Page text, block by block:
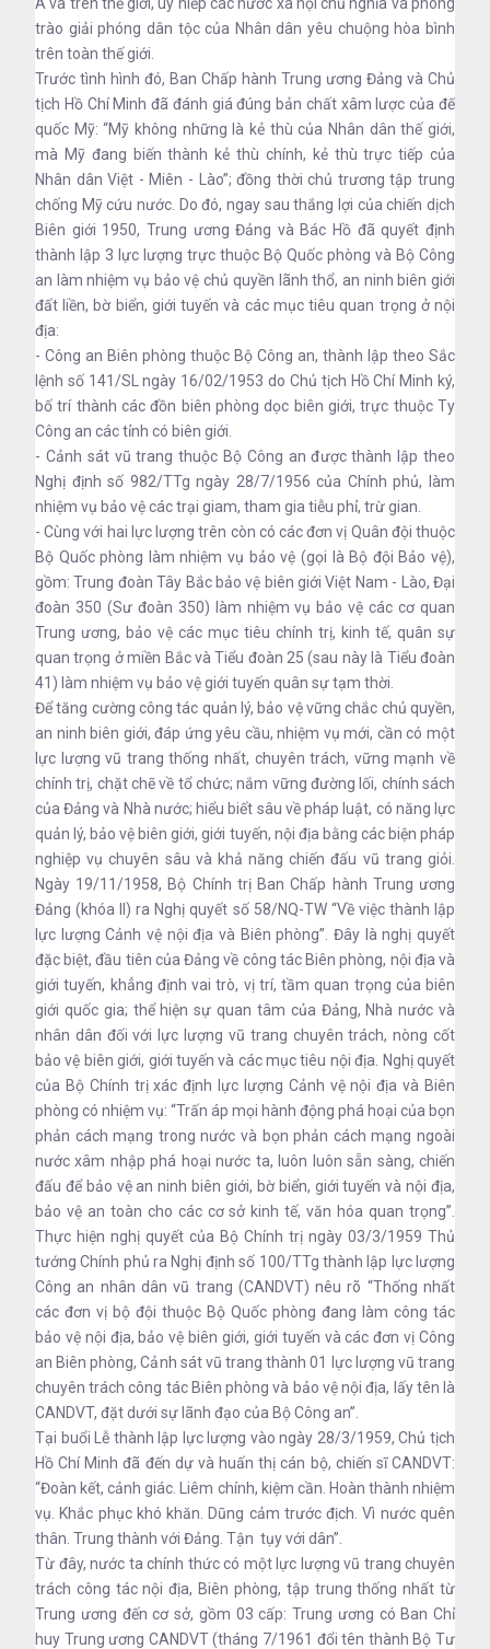
trào giải phóng dân tộc của Nhân dân yêu chuộng hòa bình
trên toàn thế giới.
Trước tình hình đó, Ban Chấp hành Trung ương Đảng và Chủ
tịch Hồ Chí Minh đã đánh giá đúng bản chất xâm lược của đế
quốc Mỹ: “Mỹ không những là kẻ thù của Nhân dân thế giới,
mà Mỹ đang biến thành kẻ thù chính, kẻ thù trực tiếp của
Nhân dân Việt - Miên - Lào”; đồng thời chủ trương tập trung
chống Mỹ cứu nước. Do đó, ngay sau thắng lợi của chiến dịch
Biên giới 1950, Trung ương Đảng và Bác Hồ đã quyết định
thành lập 3 lực lượng trực thuộc Bộ Quốc phòng và Bộ Công
an làm nhiệm vụ bảo vệ chủ quyền lãnh thổ, an ninh biên giới
đất liền, bờ biển, giới tuyến và các mục tiêu quan trọng ở nội
địa:
- Công an Biên phòng thuộc Bộ Công an, thành lập theo Sắc
lệnh số 141/SL ngày 16/02/1953 do Chủ tịch Hồ Chí Minh ký,
bố trí thành các đồn biên phòng dọc biên giới, trực thuộc Ty
Công an các tỉnh có biên giới.
- Cảnh sát vũ trang thuộc Bộ Công an được thành lập theo
Nghị định số 982/TTg ngày 28/7/1956 của Chính phủ, làm
nhiệm vụ bảo vệ các trại giam, tham gia tiễu phỉ, trừ gian.
- Cùng với hai lực lượng trên còn có các đơn vị Quân đội thuộc
Bộ Quốc phòng làm nhiệm vụ bảo vệ (gọi là Bộ đội Bảo vệ),
gồm: Trung đoàn Tây Bắc bảo vệ biên giới Việt Nam - Lào, Đại
đoàn 350 (Sư đoàn 350) làm nhiệm vụ bảo vệ các cơ quan
Trung ương, bảo vệ các mục tiêu chính trị, kinh tế, quân sự
quan trọng ở miền Bắc và Tiểu đoàn 25 (sau này là Tiểu đoàn
41) làm nhiệm vụ bảo vệ giới tuyến quân sự tạm thời.
Để tăng cường công tác quản lý, bảo vệ vững chắc chủ quyền,
an ninh biên giới, đáp ứng yêu cầu, nhiệm vụ mới, cần có một
lực lượng vũ trang thống nhất, chuyên trách, vững mạnh về
chính trị, chặt chẽ về tổ chức; nắm vững đường lối, chính sách
của Đảng và Nhà nước; hiểu biết sâu về pháp luật, có năng lực
quản lý, bảo vệ biên giới, giới tuyến, nội địa bằng các biện pháp
nghiệp vụ chuyên sâu và khả năng chiến đấu vũ trang giỏi.
Ngày 19/11/1958, Bộ Chính trị Ban Chấp hành Trung ương
Đảng (khóa II) ra Nghị quyết số 58/NQ-TW “Về việc thành lập
lực lượng Cảnh vệ nội địa và Biên phòng”. Đây là nghị quyết
đặc biệt, đầu tiên của Đảng về công tác Biên phòng, nội địa và
giới tuyến, khẳng định vai trò, vị trí, tầm quan trọng của biên
giới quốc gia; thể hiện sự quan tâm của Đảng, Nhà nước và
nhân dân đối với lực lượng vũ trang chuyên trách, nòng cốt
bảo vệ biên giới, giới tuyến và các mục tiêu nội địa. Nghị quyết
của Bộ Chính trị xác định lực lượng Cảnh vệ nội địa và Biên
phòng có nhiệm vụ: “Trấn áp mọi hành động phá hoại của bọn
phản cách mạng trong nước và bọn phản cách mạng ngoài
nước xâm nhập phá hoại nước ta, luôn luôn sẵn sàng, chiến
đấu để bảo vệ an ninh biên giới, bờ biển, giới tuyến và nội địa,
bảo vệ an toàn cho các cơ sở kinh tế, văn hóa quan trọng”.
Thực hiện nghị quyết của Bộ Chính trị ngày 03/3/1959 Thủ
tướng Chính phủ ra Nghị định số 100/TTg thành lập lực lượng
Công an nhân dân vũ trang (CANDVT) nêu rõ “Thống nhất
các đơn vị bộ đội thuộc Bộ Quốc phòng đang làm công tác
bảo vệ nội địa, bảo vệ biên giới, giới tuyến và các đơn vị Công
an Biên phòng, Cảnh sát vũ trang thành 01 lực lượng vũ trang
chuyên trách công tác Biên phòng và bảo vệ nội địa, lấy tên là
CANDVT, đặt dưới sự lãnh đạo của Bộ Công an”.
Tại buổi Lễ thành lập lực lượng vào ngày 28/3/1959, Chủ tịch
Hồ Chí Minh đã đến dự và huấn thị cán bộ, chiến sĩ CANDVT:
“Đoàn kết, cảnh giác. Liêm chính, kiệm cần. Hoàn thành nhiệm
vụ. Khắc phục khó khăn. Dũng cảm trước địch. Vì nước quên
thân. Trung thành với Đảng. Tận tụy với dân”.
Từ đây, nước ta chính thức có một lực lượng vũ trang chuyên
trách công tác nội địa, Biên phòng, tập trung thống nhất từ
Trung ương đến cơ sở, gồm 03 cấp: Trung ương có Ban Chỉ
huy Trung ương CANDVT (tháng 7/1961 đổi tên thành Bộ Tư